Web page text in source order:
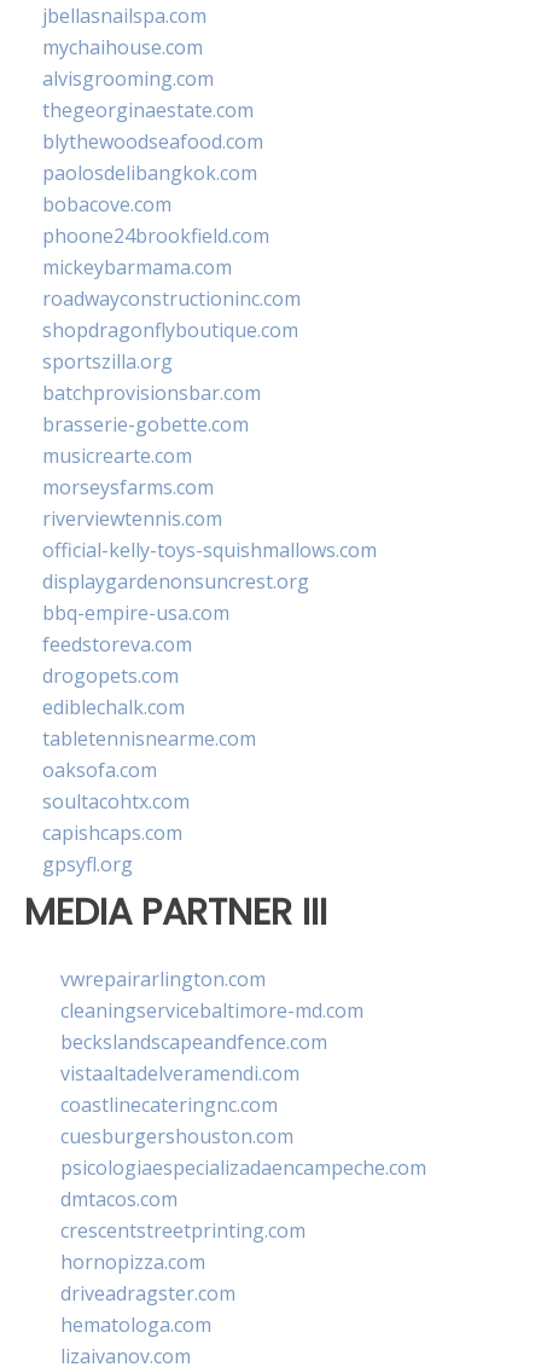
jbellasnailspa.com
mychaihouse.com
alvisgrooming.com
thegeorginaestate.com
blythewoodseafood.com
paolosdelibangkok.com
bobacove.com
phoone24brookfield.com
mickeybarmama.com
roadwayconstructioninc.com
shopdragonflyboutique.com
sportszilla.org
batchprovisionsbar.com
brasserie-gobette.com
musicrearte.com
morseysfarms.com
riverviewtennis.com
official-kelly-toys-squishmallows.com
displaygardenonsuncrest.org
bbq-empire-usa.com
feedstoreva.com
drogopets.com
ediblechalk.com
tabletennisnearme.com
oaksofa.com
soultacohtx.com
capishcaps.com
gpsyfl.org
MEDIA PARTNER III
vwrepairarlington.com
cleaningservicebaltimore-md.com
beckslandscapeandfence.com
vistaaltadelveramendi.com
coastlinecateringnc.com
cuesburgershouston.com
psicologiaespecializadaencampeche.com
dmtacos.com
crescentstreetprinting.com
hornopizza.com
driveadragster.com
hematologa.com
lizaivanov.com